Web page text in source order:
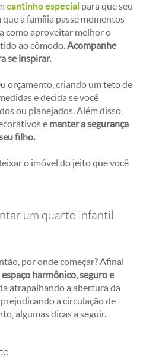
cantinho especial para que seu
a família passe momentos
como aproveitar melhor o
ao cômodo.Acompanhe
se inspirar.
orçamento, criando um teto de
e decida se você
ou planejados. Além disso,
e manter a segurança
filho.
o imóvel do jeito que você
um quarto infantil
por onde começar? Afinal
harmônico, seguro e
atrapalhando a abertura da
a circulação de
algumas dicas a seguir.